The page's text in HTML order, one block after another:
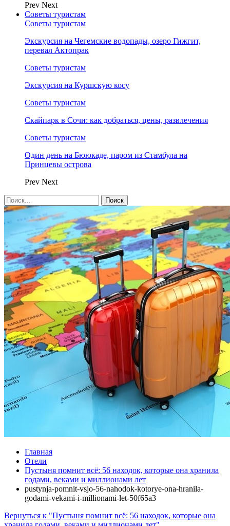
Prev Next
Советы туристам
Советы туристам
Экскурсия на Чегемские водопады, озеро Гижгит,
перевал Актопрак
Советы туристам
Экскурсия на Куршскую косу
Советы туристам
Скайпарк в Сочи: как добраться, цены, развлечения
Советы туристам
Один день на Бююкаде, паром из Стамбула на
Принцевы острова
Prev Next
Главная
Отели
Пустыня помнит всё: 56 находок, которые она хранила
годами, веками и миллионами лет
pustynja-pomnit-vsjo-56-nahodok-kotorye-ona-hranila-
godami-vekami-i-millionami-let-50f65a3
Вернуться к "Пустыня помнит всё: 56 находок, которые она